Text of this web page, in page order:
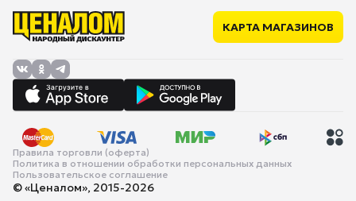
Подставка
Дополнительно
магнитная защелка
КАРТА МАГАЗИНОВ
Правила торговли (оферта)
Политика в отношении обработки персональных данных
Пользовательское соглашение
© «Ценалом», 2015-2026